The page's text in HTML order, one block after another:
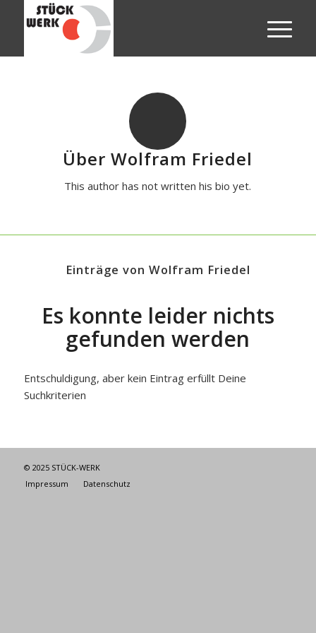
ÜberWolfram Friedel
This author has not written his bio yet.
Einträge von Wolfram Friedel
Es konnte leider nichts
gefunden werden
Entschuldigung, aber kein Eintrag erfüllt Deine
Suchkriterien
© 2025 STÜCK-WERK
Impressum
Datenschutz